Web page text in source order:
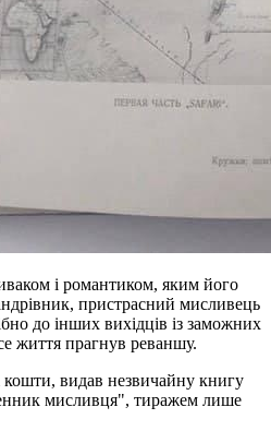
і романтиком, яким його
пристрасний мисливець
до інших вихідців із заможних
життя прагнув реваншу.
видав незвичайну книгу
мисливця", тиражем лише